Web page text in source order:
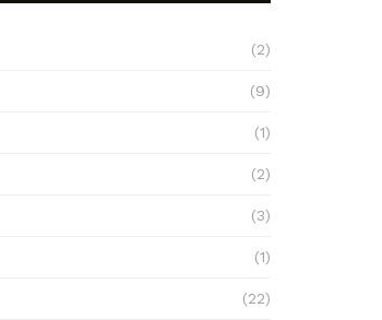
(2)
(9)
(1)
(2)
(3)
(1)
(22)